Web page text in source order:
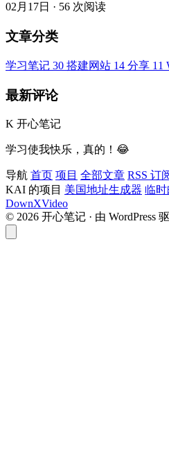
02月17日 · 56 次阅读
文章分类
学习笔记 30 搭建网站 14 分享 11
最新评论
K 开心笔记
学习使我快乐，真的！😂
导航 首页 项目 全部文章 RSS 订
KAI 的项目 美国地址生成器 临
DownXVideo
© 2026 开心笔记 · 由 WordPress